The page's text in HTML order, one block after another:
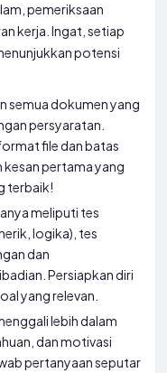
pemeriksaan
kerja. Ingat, setiap
potensi
semua dokumen yang
persyaratan.
file dan batas
kesan pertama yang
terbaik!
meliputi tes
logika), tes
dan
Persiapkan diri
yang relevan.
lebih dalam
dan motivasi
pertanyaan seputar